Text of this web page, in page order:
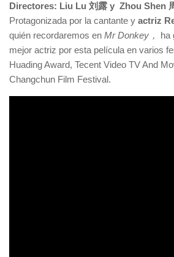
Directores: Liu Lu 刘露 y Zhou Shen
Protagonizada por la cantante y actriz
quién recordaremos en Mr Donkey， ha
mejor actriz por esta película en varios
Huading Award, Tecent Video TV And
Changchun Film Festival.